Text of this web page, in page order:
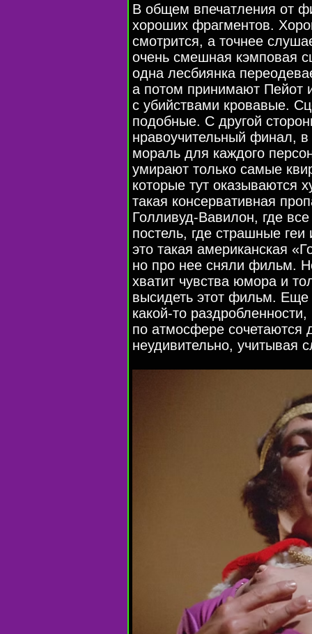
В общем впечатления от
хороших фрагментов.
смотрится, а точнее
очень смешная кэмповая
одна лесбиянка
а потом принимают Пейот
с убийствами кровавые.
подобные. С другой
нравоучительный финал,
мораль для каждого
умирают только самые
которые тут оказываются
такая консервативная
Голливуд-Вавилон, где
постель, где страшные
это такая американская
но про нее сняли фильм.
хватит чувства юмора и
высидеть этот фильм.
какой-то
по атмосфере сочетаются
неудивительно, учитывая